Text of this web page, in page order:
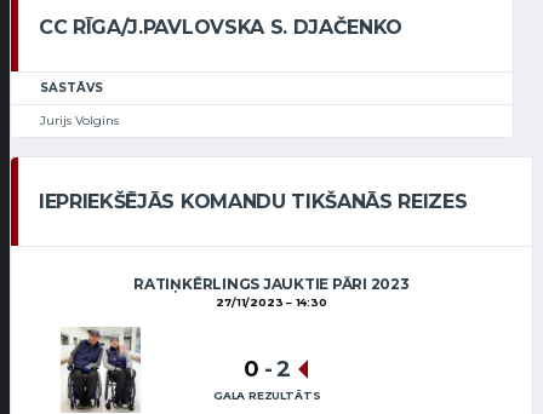
CC RĪGA/J.PAVLOVSKA S. DJAČENKO
SASTĀVS
Jurijs Volgins
IEPRIEKŠĒJĀS KOMANDU TIKŠANĀS REIZES
RATIŅKĒRLINGS JAUKTIE PĀRI 2023
27/11/2023 14:30
0 -2
GALA REZULTĀTS